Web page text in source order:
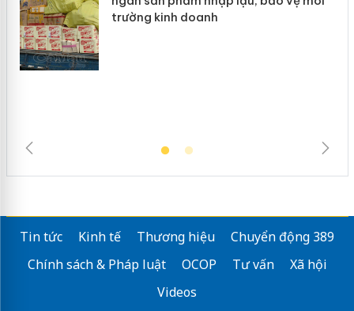
Tin tức Kinh tế Thương hiệu
Chuyển động 389
Chính sách & Pháp luật
OCOP Tư vấn
Xã hội
Videos